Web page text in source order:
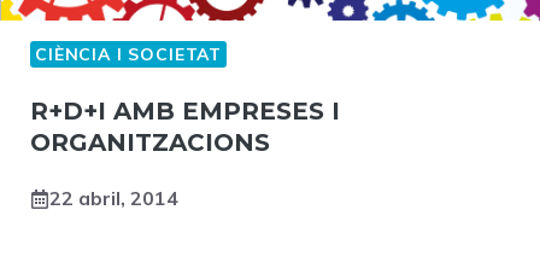
CIÈNCIA I SOCIETAT
R+D+I AMB EMPRESES I
ORGANITZACIONS
22 abril, 2014